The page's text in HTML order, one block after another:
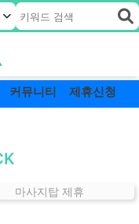
커뮤니티 제휴신청
마사지탑 제휴